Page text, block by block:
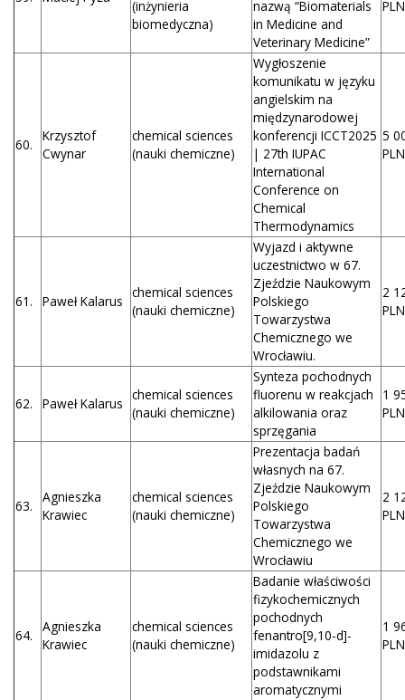
(inżynieria
biomedyczna)
nazwą “Biomaterials
in Medicine and
Veterinary Medicine”
PLN
60.
Krzysztof
Cwynar
chemical sciences
(nauki chemiczne)
Wygłoszenie
komunikatu w języku
angielskim na
międzynarodowej
konferencji ICCT2025
| 27th IUPAC
International
Conference on
Chemical
Thermodynamics
5
PLN
61. Paweł Kalarus
chemical sciences
(nauki chemiczne)
Wyjazd i aktywne
uczestnictwo w 67.
Zjeździe Naukowym
Polskiego
Towarzystwa
Chemicznego we
Wrocławiu.
2
PLN
62. Paweł Kalarus
chemical sciences
(nauki chemiczne)
Synteza pochodnych
fluorenu w reakcjach
alkilowania oraz
sprzęgania
1
PLN
63.
Agnieszka
Krawiec
chemical sciences
(nauki chemiczne)
Prezentacja badań
własnych na 67.
Zjeździe Naukowym
Polskiego
Towarzystwa
Chemicznego we
Wrocławiu
2
PLN
64.
Agnieszka
Krawiec
chemical sciences
(nauki chemiczne)
Badanie właściwości
fizykochemicznych
pochodnych
fenantro[9,10-d]-
imidazolu z
podstawnikami
aromatycznymi
1
PLN